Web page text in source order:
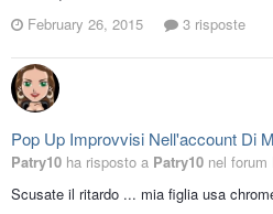
February 26, 2015
3 risposte
Pop Up Improvvisi Nell'account Di
Patry10 ha risposto a Patry10 nel forum
Scusate il ritardo ... mia figlia usa